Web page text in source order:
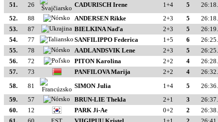
51.
26 CADURISCH Irene 1+4 5
52.
88 ANDERSEN Rikke 2+3 5
53.
87 BIELKINA Naďa 2+3 5
54.
77 SANFILIPPO Federica 1+5 6
55.
78 AADLANDSVIK Lene 2+3 5
56.
72 PITON Karolina 2+2 4
57.
73 PANFILOVA Marija 2+2 4
58.
81 SIMON Julia 1+4 5
59.
57 BRUN-LIE Thekla 2+1 3
60.
12 PARK Ji-Ae 0+2 2